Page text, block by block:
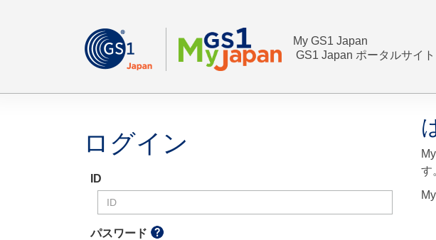
My GS1 Japan
GS1 Japan ポータルサイト
ログイン
ID
パスワード
す